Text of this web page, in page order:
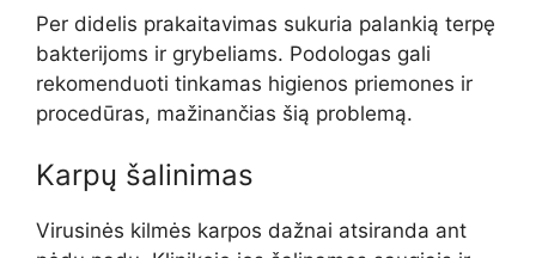
Per didelis prakaitavimas sukuria palankią terpę
bakterijoms ir grybeliams. Podologas gali
rekomenduoti tinkamas higienos priemones ir
procedūras, mažinančias šią problemą.
Karpų šalinimas
Virusinės kilmės karpos dažnai atsiranda ant